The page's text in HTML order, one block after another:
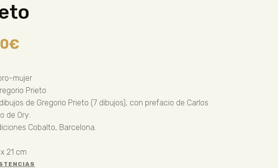
€
mujer
Prieto
de Gregorio Prieto (7 dibujos), con prefacio de Carlos
de Ory.
Cobalto, Barcelona.
21 cm